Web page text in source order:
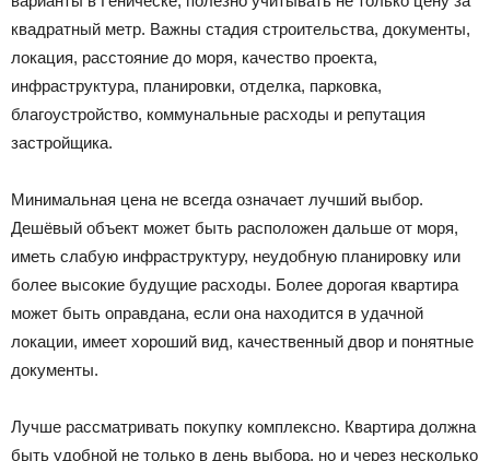
квадратный метр. Важны стадия строительства, документы,
локация, расстояние до моря, качество проекта,
инфраструктура, планировки, отделка, парковка,
благоустройство, коммунальные расходы и репутация
застройщика.
Минимальная цена не всегда означает лучший выбор.
Дешёвый объект может быть расположен дальше от моря,
иметь слабую инфраструктуру, неудобную планировку или
более высокие будущие расходы. Более дорогая квартира
может быть оправдана, если она находится в удачной
локации, имеет хороший вид, качественный двор и понятные
документы.
Лучше рассматривать покупку комплексно. Квартира должна
быть удобной не только в день выбора, но и через несколько